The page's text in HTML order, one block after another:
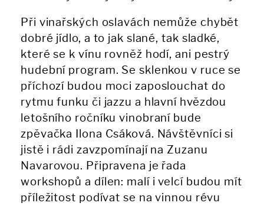
Při vinařských oslavách nemůže chybět
dobré jídlo, a to jak slané, tak sladké,
které se k vínu rovněž hodí, ani pestrý
hudební program. Se sklenkou v ruce se
příchozí budou moci zaposlouchat do
rytmu funku či jazzu a hlavní hvězdou
letošního ročníku vinobraní bude
zpěvačka Ilona Csáková. Návštěvníci si
jistě i rádi zavzpomínají na Zuzanu
Navarovou. Připravena je řada
workshopů a dílen: malí i velcí budou mít
příležitost podívat se na vinnou révu